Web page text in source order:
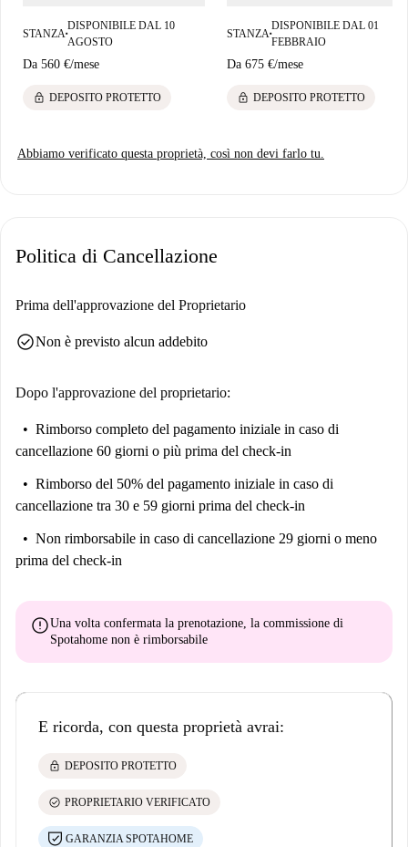
STANZA ■
DISPONIBILE DAL 10
AGOSTO
Da 560 €/mese
lock DEPOSITO PROTETTO
STANZA ■
DISPONIBILE DAL 01
FEBBRAIO
Da 675 €/mese
lock DEPOSITO PROTETTO
Abbiamo verificato questa proprietà, così non devi farlo tu.
Politica di Cancellazione
Prima dell'approvazione del Proprietario
check_circleNon è previsto alcun addebito
Dopo l'approvazione del proprietario:
Rimborso completo del pagamento iniziale in caso di
cancellazione 60 giorni o più prima del check-in
Rimborso del 50% del pagamento iniziale in caso di
cancellazione tra 30 e 59 giorni prima del check-in
Non rimborsabile in caso di cancellazione 29 giorni o meno
prima del check-in
errorUna volta confermata la prenotazione, la commissione di
Spotahome non è rimborsabile
E ricorda, con questa proprietà avrai:
lock DEPOSITO PROTETTO
check_circle PROPRIETARIO VERIFICATO
GARANZIA SPOTAHOME